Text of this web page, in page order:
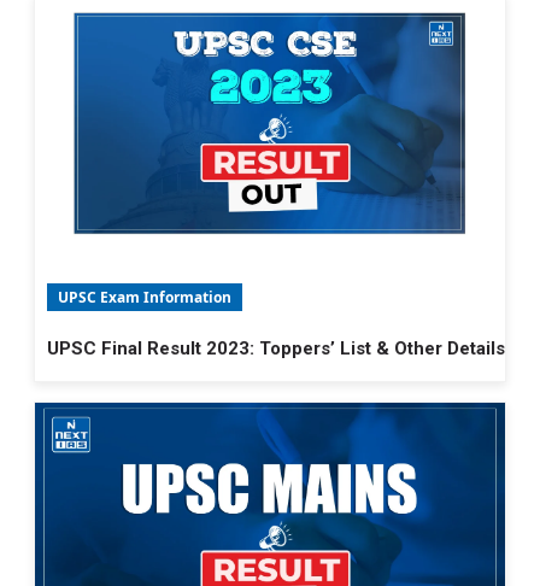
UPSC Exam Information
UPSC Final Result 2023: Toppers’ List & Other Details